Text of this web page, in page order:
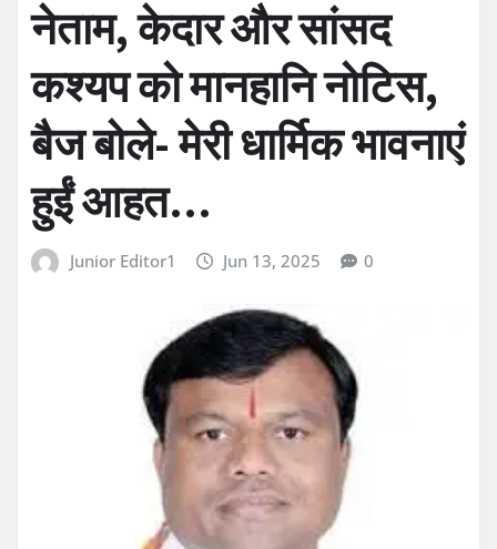
नेताम, केदार और सांसद
कश्यप को मानहानि नोटिस,
बैज बोले- मेरी धार्मिक भावनाएं
हुईं आहत…
Junior Editor1 Jun 13, 2025 0